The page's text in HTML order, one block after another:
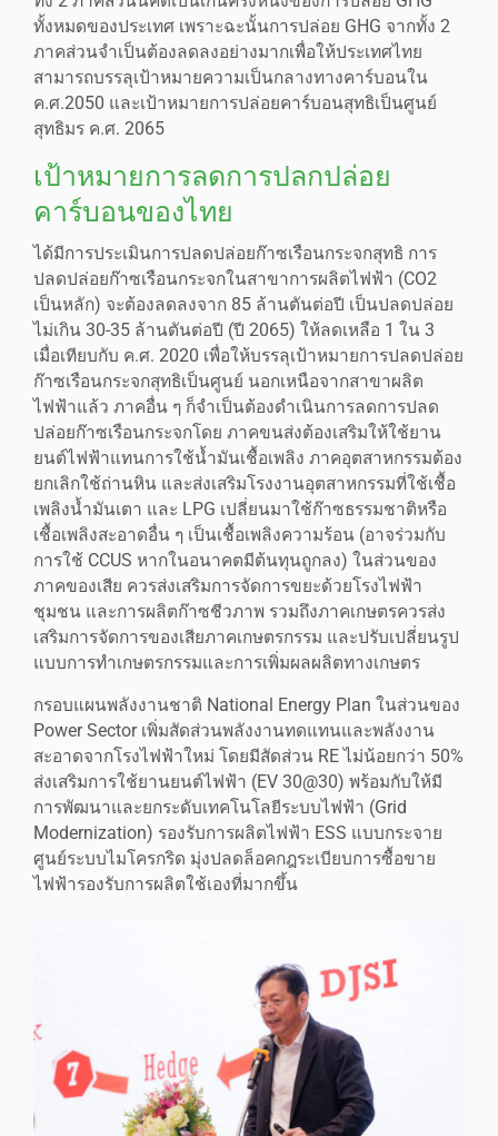
ทั้งหมดของประเทศ เพราะฉะนั้นการปล่อย GHG จากทั้ง 2
ภาคส่วนจำเป็นต้องลดลงอย่างมากเพื่อให้ประเทศไทย
สามารถบรรลุเป้าหมายความเป็นกลางทางคาร์บอนใน
ค.ศ.2050 และเป้าหมายการปล่อยคาร์บอนสุทธิเป็นศูนย์
สุทธิมร ค.ศ. 2065
เป้าหมายการลดการปลกปล่อย
คาร์บอนของไทย
ได้มีการประเมินการปลดปล่อยก๊าซเรือนกระจกสุทธิ การ
ปลดปล่อยก๊าซเรือนกระจกในสาขาการผลิตไฟฟ้า (CO2
เป็นหลัก) จะต้องลดลงจาก 85 ล้านตันต่อปี เป็นปลดปล่อย
ไม่เกิน 30-35 ล้านตันต่อปี (ปี 2065) ให้ลดเหลือ 1 ใน 3
เมื่อเทียบกับ ค.ศ. 2020 เพื่อให้บรรลุเป้าหมายการปลดปล่อย
ก๊าซเรือนกระจกสุทธิเป็นศูนย์ นอกเหนือจากสาขาผลิต
ไฟฟ้าแล้ว ภาคอื่น ๆ ก็จำเป็นต้องดำเนินการลดการปลด
ปล่อยก๊าซเรือนกระจกโดย ภาคขนส่งต้องเสริมให้ใช้ยาน
ยนต์ไฟฟ้าแทนการใช้น้ำมันเชื้อเพลิง ภาคอุตสาหกรรมต้อง
ยกเลิกใช้ถ่านหิน และส่งเสริมโรงงานอุตสาหกรรมที่ใช้เชื้อ
เพลิงน้ำมันเตา และ LPG เปลี่ยนมาใช้ก๊าซธรรมชาติหรือ
เชื้อเพลิงสะอาดอื่น ๆ เป็นเชื้อเพลิงความร้อน (อาจร่วมกับ
การใช้ CCUS หากในอนาคตมีต้นทุนถูกลง) ในส่วนของ
ภาคของเสีย ควรส่งเสริมการจัดการขยะด้วยโรงไฟฟ้า
ชุมชน และการผลิตก๊าซชีวภาพ รวมถึงภาคเกษตรควรส่ง
เสริมการจัดการของเสียภาคเกษตรกรรม และปรับเปลี่ยนรูป
แบบการทำเกษตรกรรมและการเพิ่มผลผลิตทางเกษตร
กรอบแผนพลังงานชาติ National Energy Plan ในส่วนของ
Power Sector เพิ่มสัดส่วนพลังงานทดแทนและพลังงาน
สะอาดจากโรงไฟฟ้าใหม่ โดยมีสัดส่วน RE ไม่น้อยกว่า 50%
ส่งเสริมการใช้ยานยนต์ไฟฟ้า (EV 30@30) พร้อมกับให้มี
การพัฒนาและยกระดับเทคโนโลยีระบบไฟฟ้า (Grid
Modernization) รองรับการผลิตไฟฟ้า ESS แบบกระจาย
ศูนย์ระบบไมโครกริด มุ่งปลดล็อคกฎระเบียบการซื้อขาย
ไฟฟ้ารองรับการผลิตใช้เองที่มากขึ้น